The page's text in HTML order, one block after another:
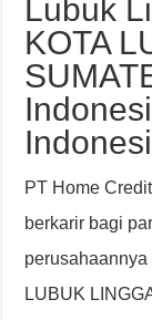
Lubuk
KOTA
PT Home
berkarir bagi
LUBUK